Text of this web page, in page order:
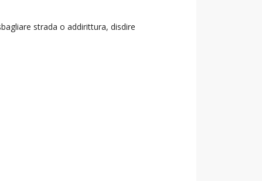
strada o addirittura, disdire